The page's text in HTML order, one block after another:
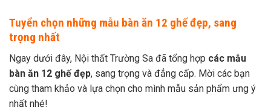
Tuyển chọn những mẫu bàn ăn 12 ghế đẹp, sang
trọng nhất
Ngay dưới đây, Nội thất Trường Sa đã tổng hợp các mẫu
bàn ăn 12 ghế đẹp, sang trọng và đẳng cấp. Mời các bạn
cùng tham khảo và lựa chọn cho mình mẫu sản phẩm ưng ý
nhất nhé!